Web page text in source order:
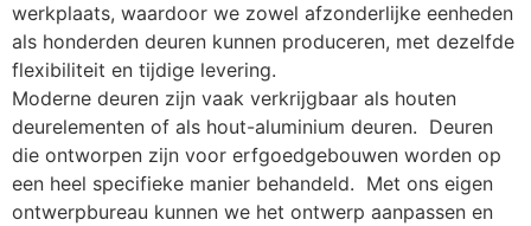
werkplaats, waardoor we zowel afzonderlijke eenheden
als honderden deuren kunnen produceren, met dezelfde
flexibiliteit en tijdige levering.
Moderne deuren zijn vaak verkrijgbaar als houten
deurelementen of als hout-aluminium deuren.  Deuren
die ontworpen zijn voor erfgoedgebouwen worden op
een heel specifieke manier behandeld.  Met ons eigen
ontwerpbureau kunnen we het ontwerp aanpassen en